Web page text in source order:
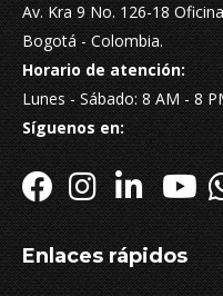
Av. Kra 9 No. 126-18
Bogotá - Colombia.
Horario de atención:
Lunes - Sábado: 8 AM - 8
Síguenos en:
Enlaces rápidos